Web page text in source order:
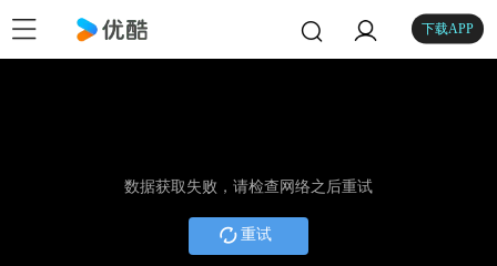
下载APP
数据获取失败，请检查网络之后重试
重试